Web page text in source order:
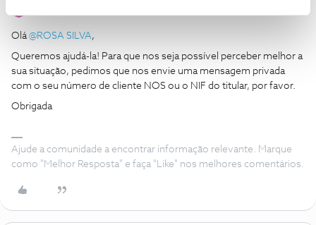
Olá@ROSA SILVA,
Queremos ajudá-la! Para que nos seja possível perceber melhor a
sua situação, pedimos que nos envie uma mensagem privada
com o seu número de cliente NOS ou o NIF do titular, por favor.
Obrigada
Ajude a comunidade a encontrar informação relevante. Marque
como "Melhor Resposta" e faça "Like" nos melhores comentários.